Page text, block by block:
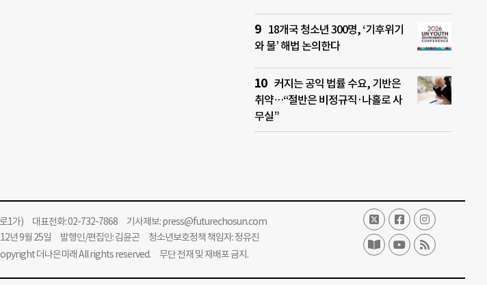
18개국 청소년 300명, ‘기후위기
와 물’ 해법 논의한다
커지는 공익 법률 수요, 기반은
취약…“절반은 비정규직·나홀로 사
무실”
1가) 대표전화: 02-732-7868 기사제보:press@futurechosun.com
년 9월 25일 발행인/편집인: 김윤곤 청소년보호정책 책임자: 정유진
더나은미래 All rights reserved. 무단 전재 및 재배포 금지.